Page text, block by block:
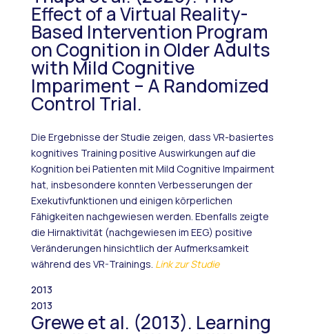
Effect of a Virtual Reality-
Based Intervention Program
on Cognition in Older Adults
with Mild Cognitive
Impariment – A Randomized
Control Trial.
Die Ergebnisse der Studie zeigen, dass VR-basiertes
kognitives Training positive Auswirkungen auf die
Kognition bei Patienten mit Mild Cognitive Impairment
hat, insbesondere konnten Verbesserungen der
Exekutivfunktionen und einigen körperlichen
Fähigkeiten nachgewiesen werden. Ebenfalls zeigte
die Hirnaktivität (nachgewiesen im EEG) positive
Veränderungen hinsichtlich der Aufmerksamkeit
während des VR-Trainings. Link zur Studie
2013
2013
Grewe et al. (2013). Learning